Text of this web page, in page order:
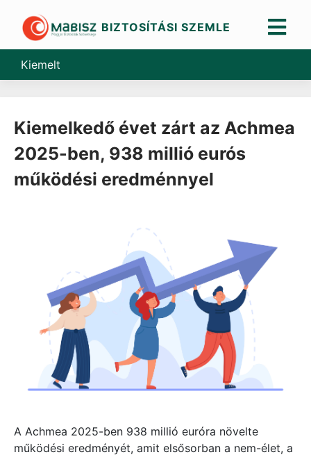
content
BIZTOSÍTÁSI SZEMLE
Kiemelt
Kiemelkedő évet zárt az Achmea
2025-ben, 938 millió eurós
működési eredménnyel
A Achmea 2025-ben 938 millió euróra növelte
működési eredményét, amit elsősorban a nem-élet, a